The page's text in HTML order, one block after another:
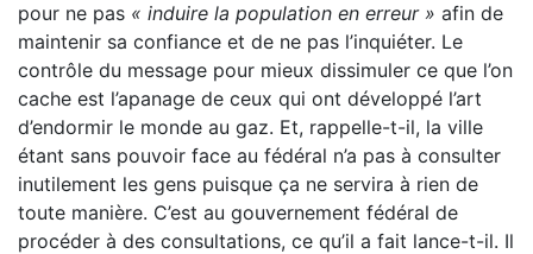
pour ne pas « induire la population en erreur » afin de
maintenir sa confiance et de ne pas l’inquiéter. Le
contrôle du message pour mieux dissimuler ce que l’on
cache est l’apanage de ceux qui ont développé l’art
d’endormir le monde au gaz. Et, rappelle-t-il, la ville
étant sans pouvoir face au fédéral n’a pas à consulter
inutilement les gens puisque ça ne servira à rien de
toute manière. C’est au gouvernement fédéral de
procéder à des consultations, ce qu’il a fait lance-t-il. Il